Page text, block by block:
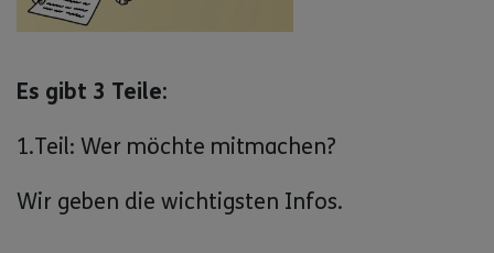
Es gibt 3 Teile:
1.Teil: Wer möchte mitmachen?
Wir geben die wichtigsten Infos.